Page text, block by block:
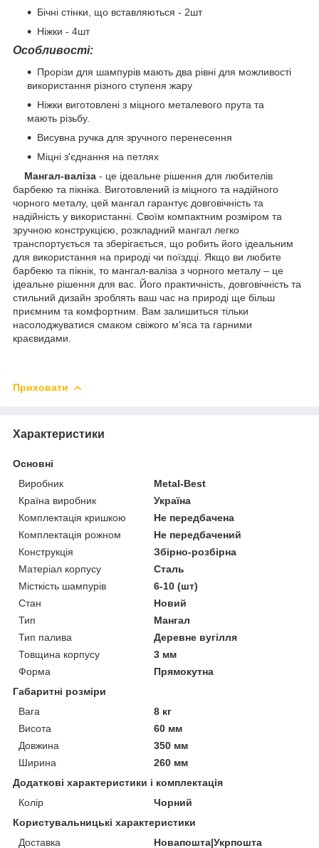
Бічні стінки, що вставляються - 2шт
Ніжки - 4шт
Особливості:
Прорізи для шампурів мають два рівні для можливості
використання різного ступеня жару
Ніжки виготовлені з міцного металевого прута та
мають різьбу.
Висувна ручка для зручного перенесення
Міцні з'єднання на петлях
Мангал-валіза - це ідеальне рішення для любителів
барбекю та пікніка. Виготовлений із міцного та надійного
чорного металу, цей мангал гарантує довговічність та
надійність у використанні. Своїм компактним розміром та
зручною конструкцією, розкладний мангал легко
транспортується та зберігається, що робить його ідеальним
для використання на природі чи поїздці. Якщо ви любите
барбекю та пікнік, то мангал-валіза з чорного металу – це
ідеальне рішення для вас. Його практичність, довговічність та
стильний дизайн зроблять ваш час на природі ще більш
приємним та комфортним. Вам залишиться тільки
насолоджуватися смаком свіжого м'яса та гарними
краєвидами.
Приховати
Характеристики
Основні
Виробник
Metal-Best
Країна виробник
Україна
Комплектація кришкою
Не передбачена
Комплектація рожном
Не передбачений
Конструкція
Збірно-розбірна
Матеріал корпусу
Сталь
Місткість шампурів
6-10 (шт)
Стан
Новий
Тип
Мангал
Тип палива
Деревне вугілля
Товщина корпусу
3 мм
Форма
Прямокутна
Габаритні розміри
Вага
8 кг
Висота
60 мм
Довжина
350 мм
Ширина
260 мм
Додаткові характеристики і комплектація
Колір
Чорний
Користувальницькі характеристики
Доставка
Новапошта|Укрпошта